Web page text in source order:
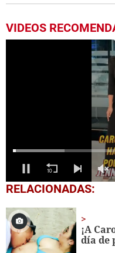
VIDEOS
0
seconds
2
minutes,
8
seconds
RELACIONADAS:
¡A
día de